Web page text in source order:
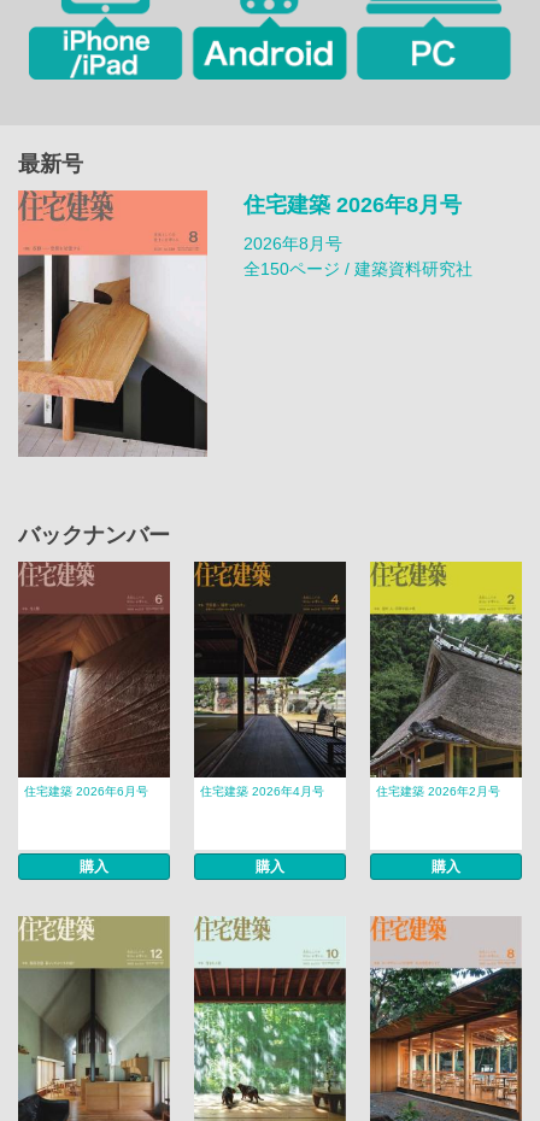
最新号
住宅建築 2026年8月号
2026年8月号
全150ページ / 建築資料研究社
バックナンバー
住宅建築 2026年6月号
購入
住宅建築 2026年4月号
購入
住宅建築 2026年2月号
購入